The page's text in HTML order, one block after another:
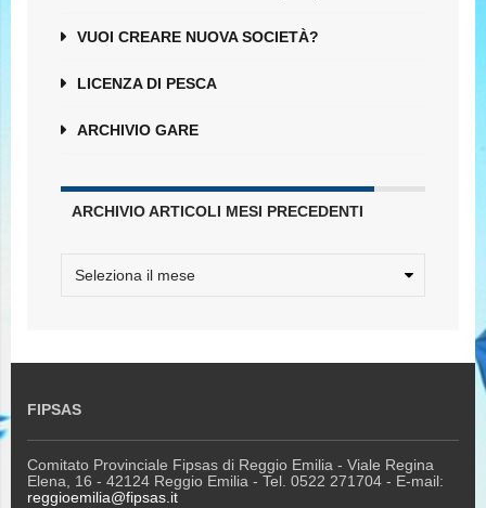
VUOI CREARE NUOVA SOCIETÀ?
LICENZA DI PESCA
ARCHIVIO GARE
ARCHIVIO ARTICOLI MESI PRECEDENTI
FIPSAS
Comitato Provinciale Fipsas di Reggio Emilia - Viale Regina
Elena, 16 - 42124 Reggio Emilia - Tel. 0522 271704 - E-mail:
reggioemilia@fipsas.it